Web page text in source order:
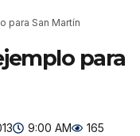
para San Martín
para
9:00 AM 165